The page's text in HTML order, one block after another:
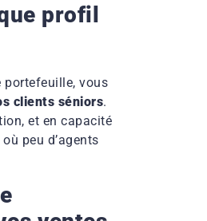
profil
portefeuille, vous
clients séniors.
et en capacité
peu d’agents